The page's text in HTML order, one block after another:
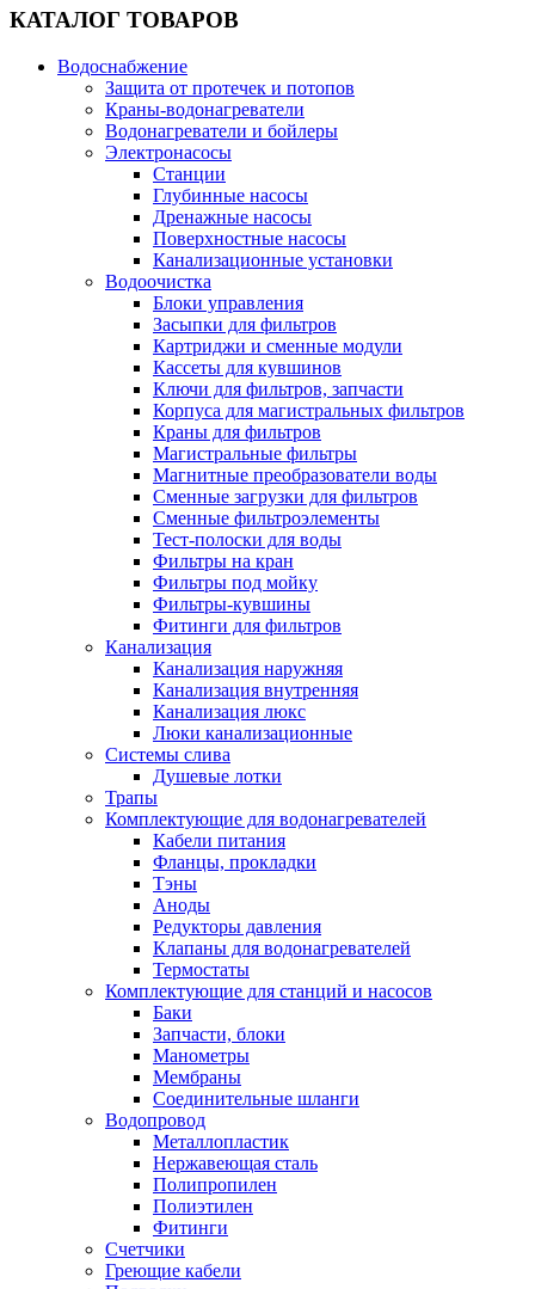
Строительные товары
Все для бани
Полезные статьи
Новости и Акции
Оплата и доставка
Сервис-центр
Адреса Сервис-центров
Обмен и возврат товара
Вакансии
КАТАЛОГ ТОВАРОВ
Водоснабжение
Защита от протечек и потопов
Краны-водонагреватели
Водонагреватели и бойлеры
Электронасосы
Станции
Глубинные насосы
Дренажные насосы
Поверхностные насосы
Канализационные установки
Водоочистка
Блоки управления
Засыпки для фильтров
Картриджи и сменные модули
Кассеты для кувшинов
Ключи для фильтров, запчасти
Корпуса для магистральных фильтров
Краны для фильтров
Магистральные фильтры
Магнитные преобразователи воды
Сменные загрузки для фильтров
Сменные фильтроэлементы
Тест-полоски для воды
Фильтры на кран
Фильтры под мойку
Фильтры-кувшины
Фитинги для фильтров
Канализация
Канализация наружняя
Канализация внутренняя
Канализация люкс
Люки канализационные
Системы слива
Душевые лотки
Трапы
Комплектующие для водонагревателей
Кабели питания
Фланцы, прокладки
Тэны
Аноды
Редукторы давления
Клапаны для водонагревателей
Термостаты
Комплектующие для станций и насосов
Баки
Запчасти, блоки
Манометры
Мембраны
Соединительные шланги
Водопровод
Металлопластик
Нержавеющая сталь
Полипропилен
Полиэтилен
Фитинги
Счетчики
Греющие кабели